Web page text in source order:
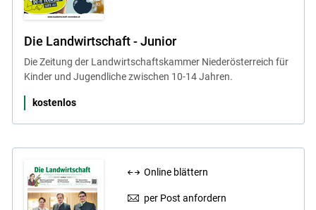
Die Landwirtschaft - Junior
Die Zeitung der Landwirtschaftskammer Niederösterreich für
Kinder und Jugendliche zwischen 10-14 Jahren.
kostenlos
Online blättern
per Post anfordern